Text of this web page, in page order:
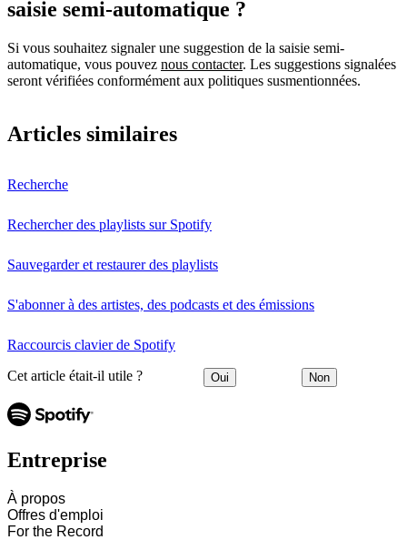
saisie semi-automatique ?
Si vous souhaitez signaler une suggestion de la saisie semi-
automatique, vous pouvez nous contacter. Les suggestions signalées
seront vérifiées conformément aux politiques susmentionnées.
Articles similaires
Recherche
Rechercher des playlists sur Spotify
Sauvegarder et restaurer des playlists
S'abonner à des artistes, des podcasts et des émissions
Raccourcis clavier de Spotify
Cet article était-il utile ? Oui Non
Entreprise
À propos
Offres d'emploi
For the Record